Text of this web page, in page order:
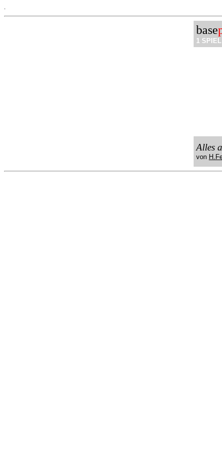
base
1 SPIEL
Alles
von